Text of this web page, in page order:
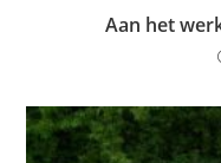
Aan het